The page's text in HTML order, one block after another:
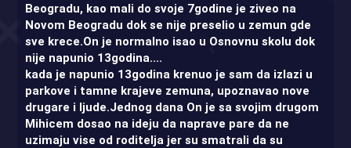
Beogradu, kao mali do svoje 7godine je ziveo na
Novom Beogradu dok se nije preselio u zemun gde
sve krece.On je normalno isao u Osnovnu skolu dok
nije napunio 13godina....
kada je napunio 13godina krenuo je sam da izlazi u
parkove i tamne krajeve zemuna, upoznavao nove
drugare i ljude.Jednog dana On je sa svojim drugom
Mihicem dosao na ideju da naprave pare da ne
uzimaju vise od roditelja jer su smatrali da su